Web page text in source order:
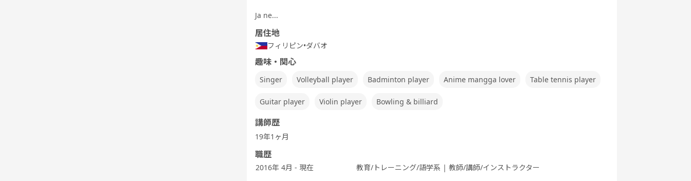
発音トレーニ
メリカ英語 -
発音トレーニ
メリカ英語 -
キッズ - 基本
のえいご
Ja ne...
居住地
フィリピン•ダバオ
趣味・関心
Singer Volleyball player Badminton player Anime mangga lover Table tennis player
Guitar player Violin player Bowling & billiard
講師歴
19年1ヶ月
職歴
2016年 4月 - 現在 教育/トレーニング/語学系 | 教師/講師/インストラクター